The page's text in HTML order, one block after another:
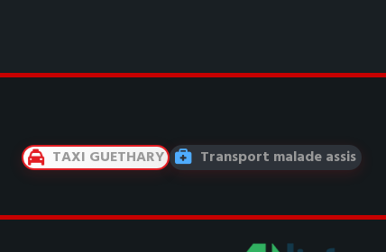
TAXI GUETHARY Transport malade assis